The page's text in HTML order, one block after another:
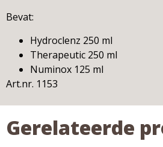
Bevat:
Hydroclenz 250 ml
Therapeutic 250 ml
Numinox 125 ml
Art.nr. 1153
Gerelateerde